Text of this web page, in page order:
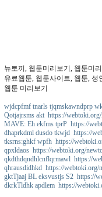
뉴토끼, 웹툰미리보기, 웹툰미
유료웹툰, 웹툰사이트, 웹툰,
웹툰 미리보기
wjdcpfmf tnarls tjqmskawndprp
Qotjajrsms akt https://
MAVE: Eh ekfms tprP https://
dhaprkdml dusdo tkwjd https://
tksrns:ghkf wpfh https://
qpxldaos https://webtoki.org/
qkdthdqndhlcnflqrmawl https://
qhrausdidhkd https://webtoki.org/
gktTjaaj BL eksvustjs S2 https://
dkrkTldhk apdlem https://